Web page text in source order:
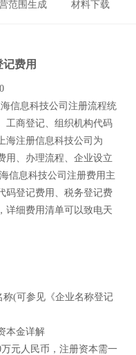
范围生成 材料下载
费用
信息科技公司注册流程统
工商登记、组织机构代码
海注册信息科技公司为
用、办理流程、企业设立
信息科技公司注册费用主
码登记费用、税务登记费
详细费用清单可以致电天
(可参见《企业名称登记
本金详解
元人民币，注册资本需一